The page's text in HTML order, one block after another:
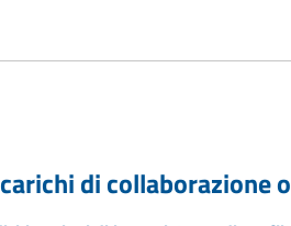
di collaborazione